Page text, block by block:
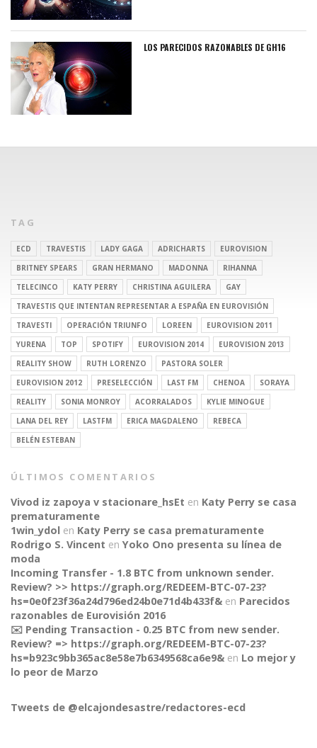
CONNECT
LOS PARECIDOS RAZONABLES DE GH16
TAG
ECD TRAVESTIS LADY GAGA ADRICHARTS
EUROVISION
BRITNEY SPEARS
GRAN HERMANO MADONNA
RIHANNA
TELECINCO
KATY PERRY CHRISTINA AGUILERA
GAY
TRAVESTIS QUE INTENTAN REPRESENTAR A ESPAÑA EN EUROVISIÓN
TRAVESTI
OPERACIÓN TRIUNFO LOREEN
EUROVISION 2011
YURENA
TOP SPOTIFY EUROVISION 2014
EUROVISION 2013
REALITY SHOW
RUTH LORENZO
PASTORA SOLER
EUROVISION 2012
PRESELECCIÓN LAST FM CHENOA
SORAYA
REALITY
SONIA MONROY ACORRALADOS
KYLIE MINOGUE
LANA DEL REY
LASTFM ERICA MAGDALENO
REBECA
BELÉN ESTEBAN
ÚLTIMOS COMENTARIOS
Vivod iz zapoya v stacionare_hsEt en Katy Perry se casa
prematuramente
1win_ydol en Katy Perry se casa prematuramente
Rodrigo S. Vincent en Yoko Ono presenta su línea de
moda
Incoming Transfer - 1.8 BTC from unknown sender.
Review? >> https://graph.org/REDEEM-BTC-07-23?
hs=0e0f23f36a24d796ed24b0e71d4b433f& en Parecidos
razonables de Eurovisión 2016
✉️ Pending Transaction - 0.25 BTC from new sender.
Review? => https://graph.org/REDEEM-BTC-07-23?
hs=b923c9bb365ac8e58e7b6349568ca6e9& en Lo mejor y
lo peor de Marzo
Tweets de @elcajondesastre/redactores-ecd